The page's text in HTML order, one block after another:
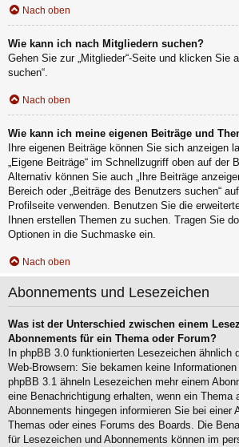
Nach oben
Wie kann ich nach Mitgliedern suchen?
Gehen Sie zur „Mitglieder“-Seite und klicken Sie
suchen“.
Nach oben
Wie kann ich meine eigenen Beiträge und
Ihre eigenen Beiträge können Sie sich anzeigen
„Eigene Beiträge“ im Schnellzugriff oben auf der
Alternativ können Sie auch „Ihre Beiträge
Bereich oder „Beiträge des Benutzers suchen“
Profilseite verwenden. Benutzen Sie die
Ihnen erstellen Themen zu suchen. Tragen Sie
Optionen in die Suchmaske ein.
Nach oben
Abonnements und Lesezeichen
Was ist der Unterschied zwischen einem
Abonnements für ein Thema oder Forum?
In phpBB 3.0 funktionierten Lesezeichen ähnlich
Web-Browsern: Sie bekamen keine
phpBB 3.1 ähneln Lesezeichen mehr einem
eine Benachrichtigung erhalten, wenn ein Thema
Abonnements hingegen informieren Sie bei einer
Themas oder eines Forums des Boards. Die
für Lesezeichen und Abonnements können im